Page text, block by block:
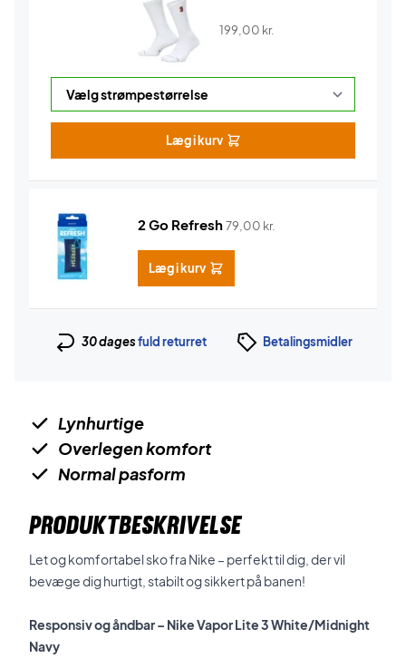
199,00 kr.
Læg i kurv
2 Go Refresh79,00 kr.
Læg i kurv
30 dagesfuld returret Betalingsmidler
Lynhurtige
Overlegen komfort
Normal pasform
PRODUKTBESKRIVELSE
Let og komfortabel sko fra Nike – perfekt til dig, der vil
bevæge dig hurtigt, stabilt og sikkert på banen!
Responsiv og åndbar – Nike Vapor Lite 3 White/Midnight
Navy